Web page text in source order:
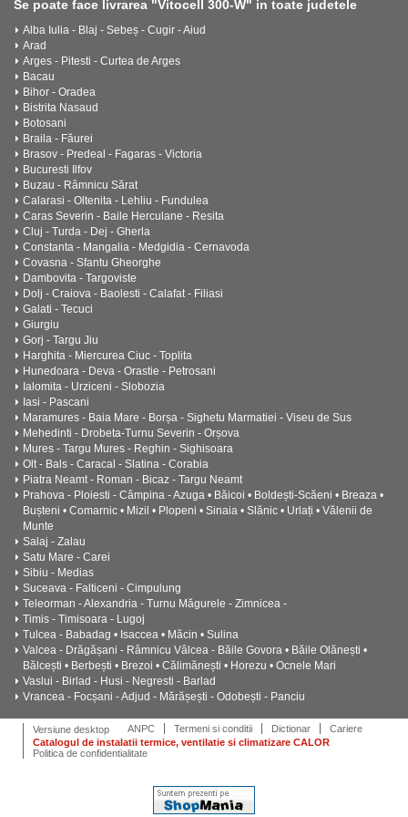
Se poate face livrarea "Vitocell 300-W" in toate judetele
Alba Iulia - Blaj - Sebeș - Cugir - Aiud
Arad
Arges - Pitesti - Curtea de Arges
Bacau
Bihor - Oradea
Bistrita Nasaud
Botosani
Braila - Făurei
Brasov - Predeal - Fagaras - Victoria
Bucuresti Ilfov
Buzau - Râmnicu Sărat
Calarasi - Oltenita - Lehliu - Fundulea
Caras Severin - Baile Herculane - Resita
Cluj - Turda - Dej - Gherla
Constanta - Mangalia - Medgidia - Cernavoda
Covasna - Sfantu Gheorghe
Dambovita - Targoviste
Dolj - Craiova - Baolesti - Calafat - Filiasi
Galati - Tecuci
Giurgiu
Gorj - Targu Jiu
Harghita - Miercurea Ciuc - Toplita
Hunedoara - Deva - Orastie - Petrosani
Ialomita - Urziceni - Slobozia
Iasi - Pascani
Maramures - Baia Mare - Borșa - Sighetu Marmatiei - Viseu de Sus
Mehedinti - Drobeta-Turnu Severin - Orșova
Mures - Targu Mures - Reghin - Sighisoara
Olt - Bals - Caracal - Slatina - Corabia
Piatra Neamt - Roman - Bicaz - Targu Neamt
Prahova - Ploiesti - Câmpina - Azuga • Băicoi • Boldești-Scăeni • Breaza •
Bușteni • Comarnic • Mizil • Plopeni • Sinaia • Slănic • Urlați • Vălenii de
Munte
Salaj - Zalau
Satu Mare - Carei
Sibiu - Medias
Suceava - Falticeni - Cimpulung
Teleorman - Alexandria - Turnu Măgurele - Zimnicea -
Timis - Timisoara - Lugoj
Tulcea - Babadag • Isaccea • Măcin • Sulina
Valcea - Drăgășani - Râmnicu Vâlcea - Băile Govora • Băile Olănești •
Bălcești • Berbești • Brezoi • Călimănești • Horezu • Ocnele Mari
Vaslui - Birlad - Husi - Negresti - Barlad
Vrancea - Focșani - Adjud - Mărășești - Odobești - Panciu
Versiune desktop ANPC Termeni si conditii Dictionar
Cariere
Catalogul de instalatii termice, ventilatie si climatizare CALOR
Politica de confidentialitate